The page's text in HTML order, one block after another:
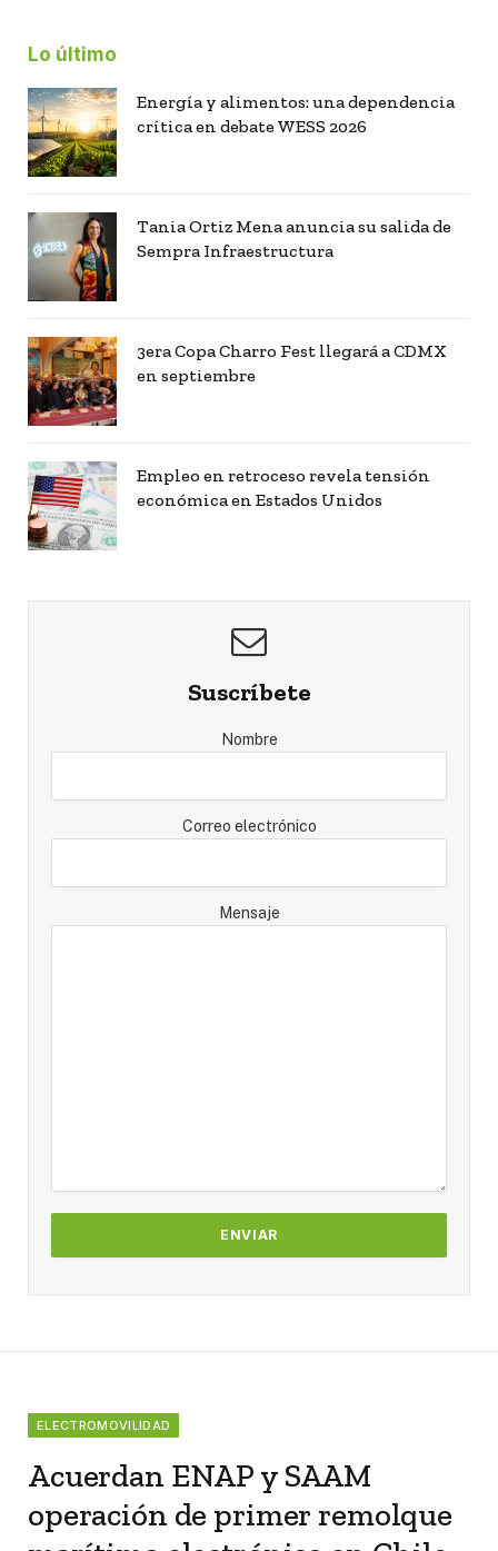
Lo último
Energía y alimentos: una dependencia
crítica en debate WESS 2026
Tania Ortiz Mena anuncia su salida de
Sempra Infraestructura
3era Copa Charro Fest llegará a CDMX
en septiembre
Empleo en retroceso revela tensión
económica en Estados Unidos
Suscríbete
Nombre
Correo electrónico
Mensaje
ELECTROMOVILIDAD
Acuerdan ENAP y SAAM
operación de primer remolque